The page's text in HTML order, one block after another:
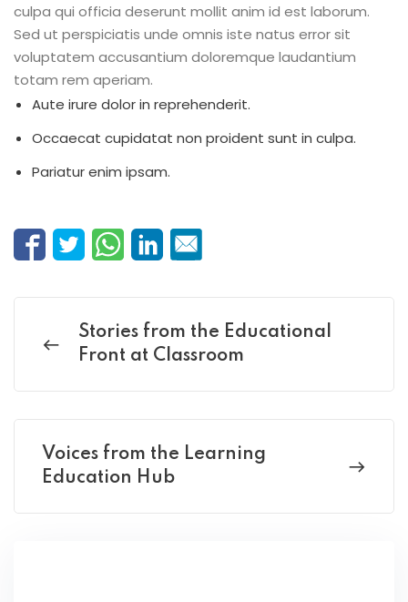
culpa qui officia deserunt mollit anim id est laborum.
Sed ut perspiciatis unde omnis iste natus error sit
voluptatem accusantium doloremque laudantium
totam rem aperiam.
Aute irure dolor in reprehenderit.
Occaecat cupidatat non proident sunt in culpa.
Pariatur enim ipsam.
Stories from the Educational
Front at Classroom
Voices from the Learning
Education Hub